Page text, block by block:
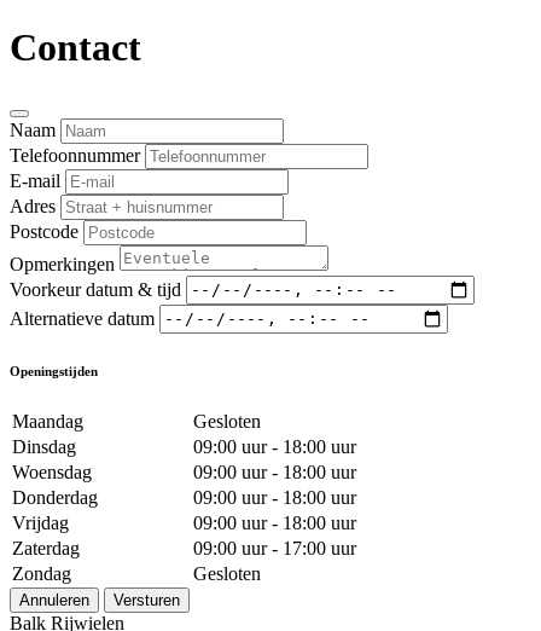
Contact
Naam
Telefoonnummer
E-mail
Adres
Postcode
Opmerkingen
Voorkeur datum & tijd
Alternatieve datum
Openingstijden
Maandag
Gesloten
Dinsdag
09:00 uur - 18:00 uur
Woensdag
09:00 uur - 18:00 uur
Donderdag
09:00 uur - 18:00 uur
Vrijdag
09:00 uur - 18:00 uur
Zaterdag
09:00 uur - 17:00 uur
Zondag
Gesloten
Annuleren Versturen
Balk Rijwielen